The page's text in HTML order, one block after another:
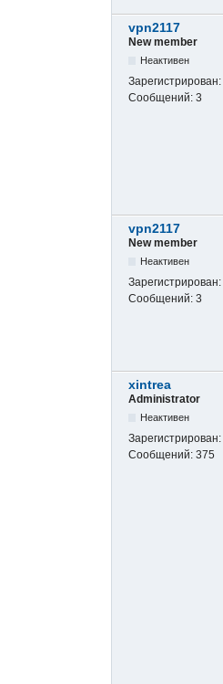
vpn2117
New member
Неактивен
Зарегистрирован:
Сообщений: 3
vpn2117
New member
Неактивен
Зарегистрирован:
Сообщений: 3
xintrea
Administrator
Неактивен
Зарегистрирован:
Сообщений: 375